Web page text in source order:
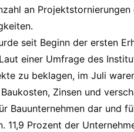
an
seit Beginn der ersten
einer Umfrage des
zu beklagen, im Juli
Zinsen und
Bauunternehmen dar und
11,9 Prozent der